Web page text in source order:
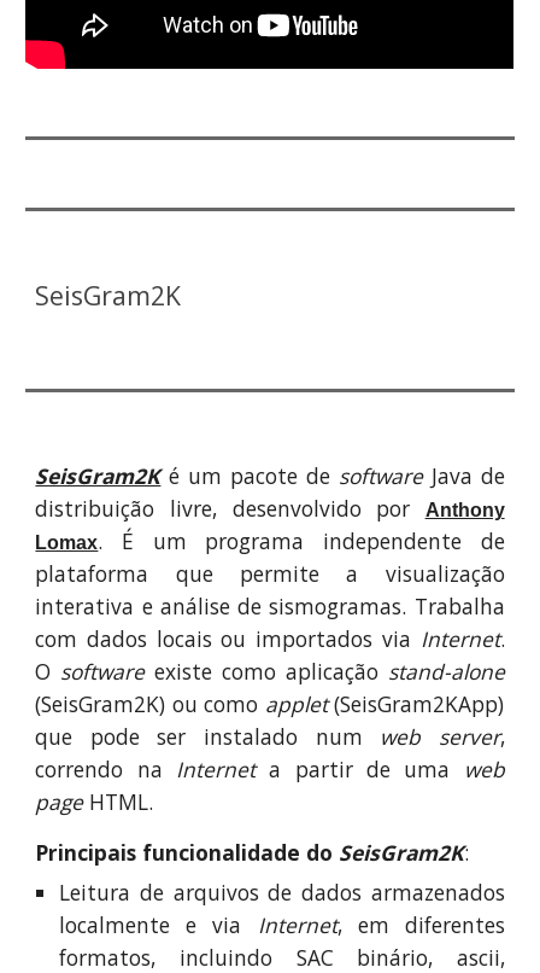
SeisGram2K
SeisGram2K é um pacote de softwareJava de
distribuição livre, desenvolvido por
Anthony
Lomax. É um programa independente de
plataforma que permite a visualização
interativa e análise de sismogramas. Trabalha
com dados locais ou importados via Internet.
O softwareexiste como aplicação stand-alone
(SeisGram2K) ou como applet(SeisGram2KApp)
que pode ser instalado num web server,
correndo na Interneta partir de uma
web
pageHTML.
Principais funcionalidade do SeisGram2K:
Leitura de arquivos de dados armazenados
localmente e via Internet, em diferentes
formatos, incluindo SAC binário, ascii,